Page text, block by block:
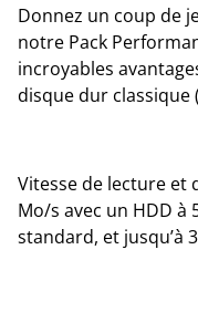
Donnez un coup de
notre Pack
incroyables
disque dur classique
Vitesse de lecture et
Mo/s avec un HDD à
standard, et jusqu’à